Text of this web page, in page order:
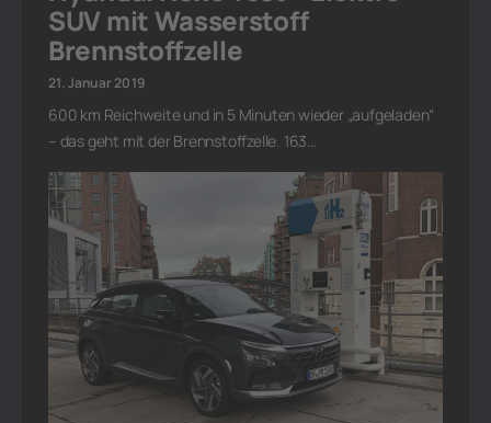
SUV mit Wasserstoff
Brennstoffzelle
21. Januar 2019
600 km Reichweite und in 5 Minuten wieder „aufgeladen“
– das geht mit der Brennstoffzelle. 163…